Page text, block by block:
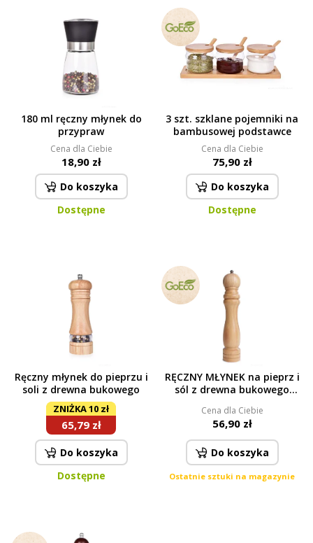
180 ml ręczny młynek do
przypraw
Cena dla Ciebie
18,90 zł
Do koszyka
Dostępne
3 szt. szklane pojemniki na
bambusowej podstawce
Cena dla Ciebie
75,90 zł
Do koszyka
Dostępne
Ręczny młynek do pieprzu i
soli z drewna bukowego
ZNIŻKA 10 zł
65,79 zł
Do koszyka
Dostępne
RĘCZNY MŁYNEK na pieprz i
sól z drewna bukowego
Cena dla Ciebie
56,90 zł
Do koszyka
Ostatnie sztuki na magazynie